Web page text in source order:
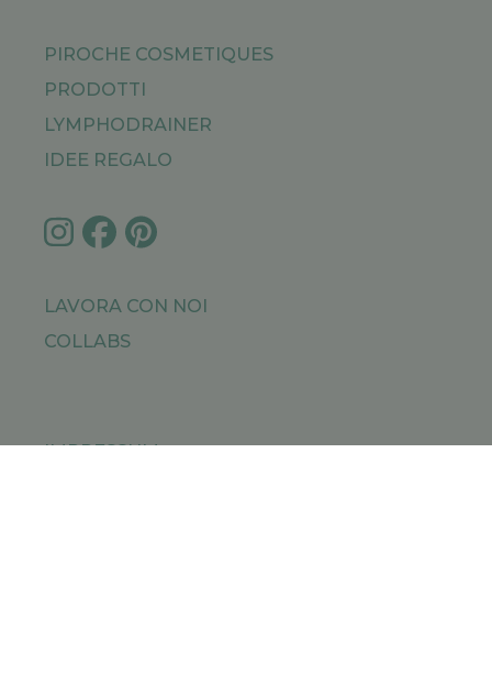
PIROCHE COSMETIQUES
PRODOTTI
LYMPHODRAINER
IDEE REGALO
LAVORA CON NOI
COLLABS
IMPRESSUM